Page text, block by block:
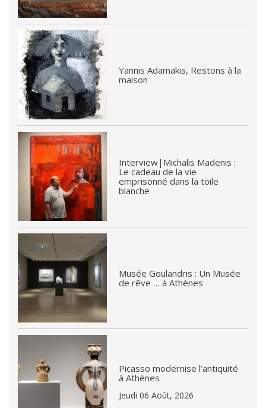
Yannis Adamakis, Restons à la
maison
Interview|Michalis Madenis :
Le cadeau de la vie
emprisonné dans la toile
blanche
Musée Goulandris : Un Musée
de rêve … à Athènes
Picasso modernise l’antiquité
à Athènes
Jeudi 06 Août, 2026